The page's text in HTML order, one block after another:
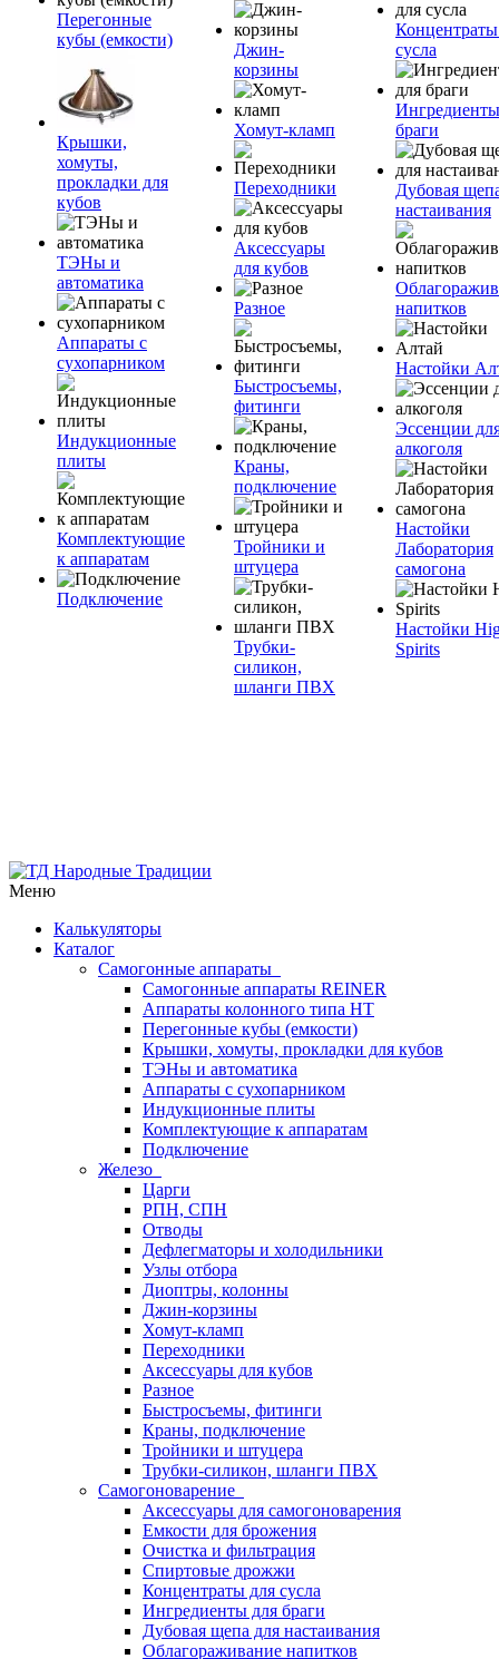
Перегонные
кубы (емкости)
Крышки,
хомуты,
прокладки для
кубов
ТЭНы и
автоматика
Аппараты с
сухопарником
Индукционные
плиты
Комплектующие
к аппаратам
Подключение
Джин-
корзины
Хомут-кламп
Переходники
Аксессуары
для кубов
Разное
Быстросъемы,
фитинги
Краны,
подключение
Тройники и
штуцера
Трубки-
силикон,
шланги ПВХ
сусла
браги
Дубовая
настаивания
напитков
Настойки
Эссенции
алкоголя
Настойки
Лаборатория
самогона
Настойки
Spirits
Меню
Калькуляторы
Каталог
Самогонные аппараты
Самогонные аппараты REINER
Аппараты колонного типа НТ
Перегонные кубы (емкости)
Крышки, хомуты, прокладки для кубов
ТЭНы и автоматика
Аппараты с сухопарником
Индукционные плиты
Комплектующие к аппаратам
Подключение
Железо
Царги
РПН, СПН
Отводы
Дефлегматоры и холодильники
Узлы отбора
Диоптры, колонны
Джин-корзины
Хомут-кламп
Переходники
Аксессуары для кубов
Разное
Быстросъемы, фитинги
Краны, подключение
Тройники и штуцера
Трубки-силикон, шланги ПВХ
Самогоноварение
Аксессуары для самогоноварения
Емкости для брожения
Очистка и фильтрация
Спиртовые дрожжи
Концентраты для сусла
Ингредиенты для браги
Дубовая щепа для настаивания
Облагораживание напитков